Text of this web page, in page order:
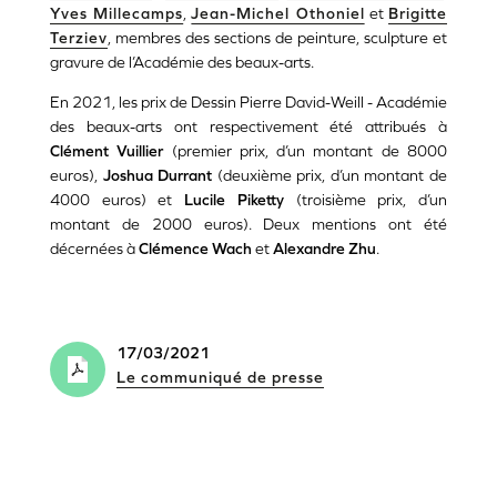
Yves Millecamps,Jean-Michel Othoniel et Brigitte
Terziev, membres des sections de peinture, sculpture et
gravure de l’Académie des beaux-arts.
En 2021, les prix de Dessin Pierre David-Weill - Académie
des beaux-arts ont respectivement été attribués à
Clément Vuillier(premier prix, d’un montant de 8000
euros), Joshua Durrant (deuxième prix, d’un montant de
4000 euros) et Lucile Piketty(troisième prix, d’un
montant de 2000 euros). Deux mentions ont été
décernées àClémence Wach etAlexandre Zhu.
17/03/2021
Le communiqué de presse